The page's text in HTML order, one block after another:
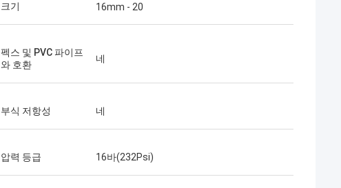
크기 16mm - 20
펙스 및 PVC 파이프
와 호환
네
부식 저항성 네
압력 등급 16바(232Psi)